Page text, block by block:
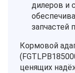
дилеров и
запчастей
Кормовой
ценящих